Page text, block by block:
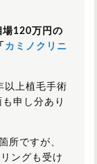
場120万円の
カミノクリニ
以上植毛手術
申し分あり
所ですが、
ングも受け